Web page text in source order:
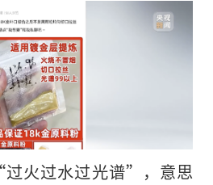
火过水过光谱”，意思